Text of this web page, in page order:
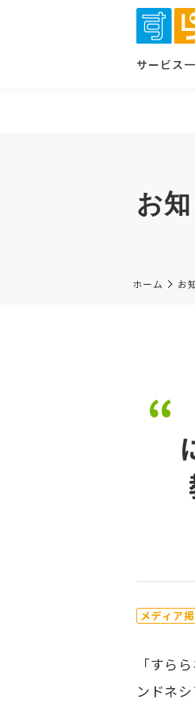
サービス
お
ホーム お
メディア
「すら
ンドネ